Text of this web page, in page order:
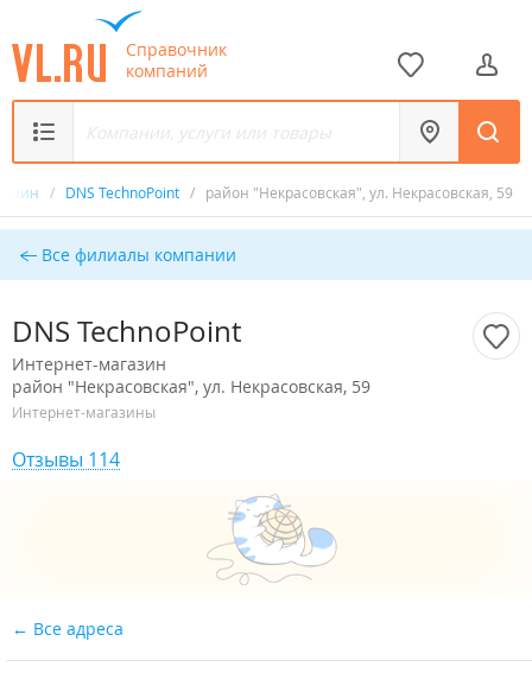
Справочник
компаний
/ DNS TechnoPoint / район "Некрасовская", ул. Некрасовская, 59
Все филиалы компании
DNS TechnoPoint
Интернет-магазин
район "Некрасовская", ул. Некрасовская, 59
Интернет-магазины
Отзывы 114
Все адреса